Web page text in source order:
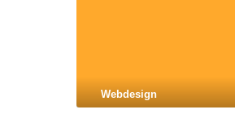
Webdesign